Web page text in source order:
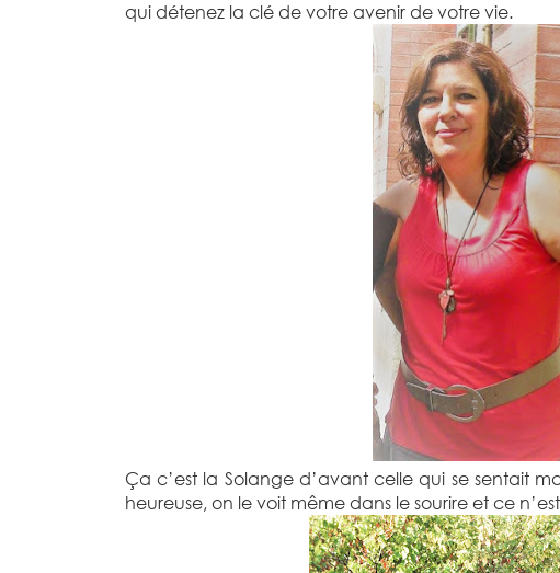
qui détenez la clé de votre avenir de votre vie.
Ça c’est la Solange d’avant celle qui se sentait
heureuse, on le voit même dans le sourire et ce